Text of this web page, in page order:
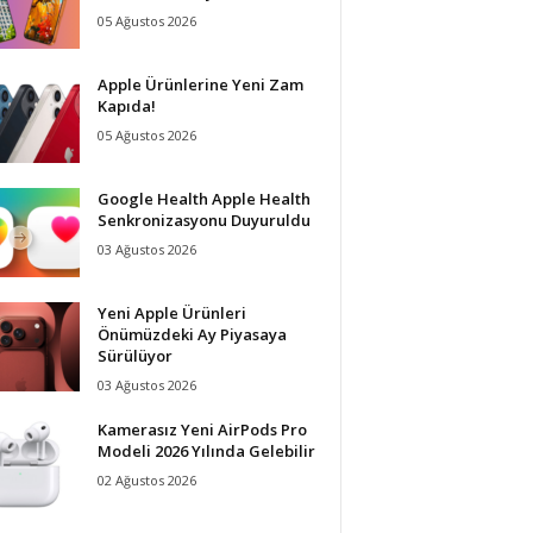
05 Ağustos 2026
Apple Ürünlerine Yeni Zam
Kapıda!
05 Ağustos 2026
Google Health Apple Health
Senkronizasyonu Duyuruldu
03 Ağustos 2026
Yeni Apple Ürünleri
Önümüzdeki Ay Piyasaya
Sürülüyor
03 Ağustos 2026
Kamerasız Yeni AirPods Pro
Modeli 2026 Yılında Gelebilir
02 Ağustos 2026